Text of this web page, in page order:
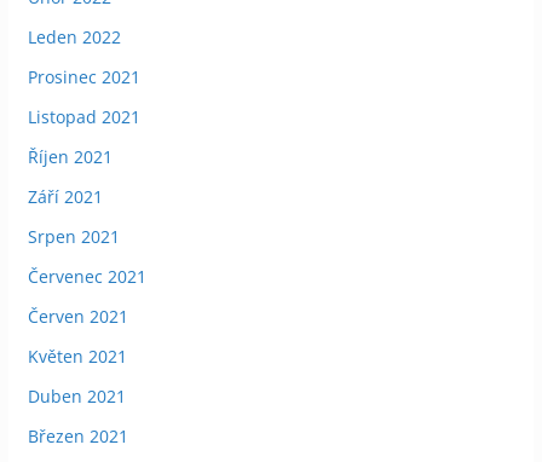
Leden 2022
Prosinec 2021
Listopad 2021
Říjen 2021
Září 2021
Srpen 2021
Červenec 2021
Červen 2021
Květen 2021
Duben 2021
Březen 2021